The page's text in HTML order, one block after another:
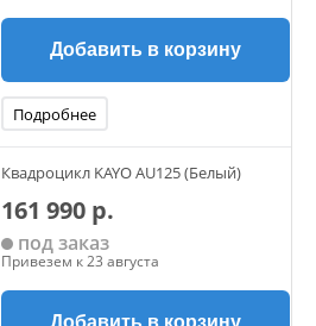
Добавить в корзину
Подробнее
Квадроцикл KAYO AU125 (Белый)
161 990 р.
под заказ
Привезем к 23 августа
Добавить в корзину